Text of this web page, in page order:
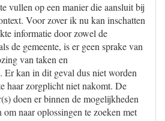
vullen op een manier die aansluit bij
Voor zover ik nu kan inschatten
informatie door zowel de
de gemeente, is er geen sprake van
van taken en
Er kan in dit geval dus niet worden
haar zorgplicht niet nakomt. De
doen er binnen de mogelijkheden
om naar oplossingen te zoeken met